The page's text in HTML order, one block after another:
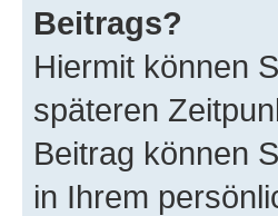
Beitrags?
Hiermit können
späteren
Beitrag können
in Ihrem